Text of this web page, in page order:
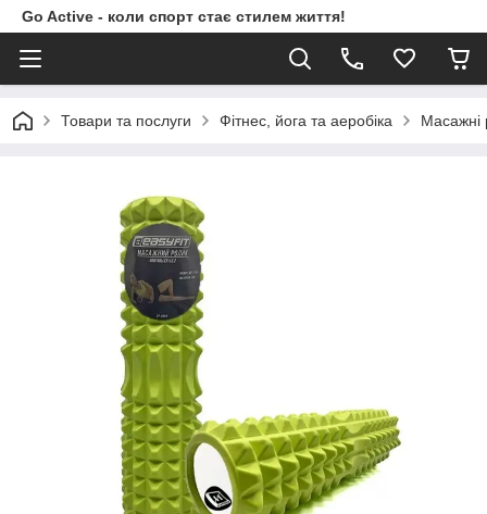
Go Active - коли спорт стає стилем життя!
Товари та послуги Фітнес, йога та аеробіка Масажні